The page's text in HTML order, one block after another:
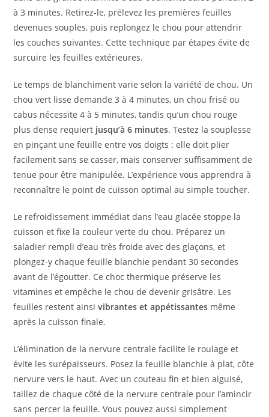
à 3 minutes. Retirez-le, prélevez les premières feuilles
devenues souples, puis replongez le chou pour attendrir
les couches suivantes. Cette technique par étapes évite de
surcuire les feuilles extérieures.
Le temps de blanchiment varie selon la variété de chou. Un
chou vert lisse demande 3 à 4 minutes, un chou frisé ou
cabus nécessite 4 à 5 minutes, tandis qu’un chou rouge
plus dense requiert jusqu’à 6 minutes. Testez la souplesse
en pinçant une feuille entre vos doigts : elle doit plier
facilement sans se casser, mais conserver suffisamment de
tenue pour être manipulée. L’expérience vous apprendra à
reconnaître le point de cuisson optimal au simple toucher.
Le refroidissement immédiat dans l’eau glacée stoppe la
cuisson et fixe la couleur verte du chou. Préparez un
saladier rempli d’eau très froide avec des glaçons, et
plongez-y chaque feuille blanchie pendant 30 secondes
avant de l’égoutter. Ce choc thermique préserve les
vitamines et empêche le chou de devenir grisâtre. Les
feuilles restent ainsivibrantes et appétissantes même
après la cuisson finale.
L’élimination de la nervure centrale facilite le roulage et
évite les surépaisseurs. Posez la feuille blanchie à plat, côte
nervure vers le haut. Avec un couteau fin et bien aiguisé,
taillez de chaque côté de la nervure centrale pour l’amincir
sans percer la feuille. Vous pouvez aussi simplement